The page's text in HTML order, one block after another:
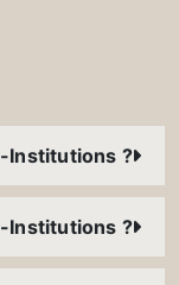
Institutions ?
Institutions ?